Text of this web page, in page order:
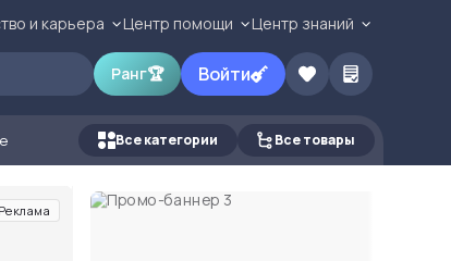
и карьера Центр помощи Центр знаний
Ранг🏆 Войти
Все категории Все товары
Реклама